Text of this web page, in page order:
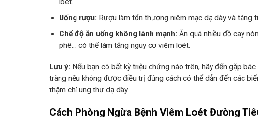
Uống rượu: Rượu làm tổn thương niêm mạc dạ dày và tăng
Chế độ ăn uống không lành mạnh: Ăn quá nhiều đồ cay
phê… có thể làm tăng nguy cơ viêm loét.
Lưu ý: Nếu bạn có bất kỳ triệu chứng nào trên, hãy đến gặp
tràng nếu không được điều trị đúng cách có thể dẫn đến các
thậm chí ung thư dạ dày.
Cách Phòng Ngừa Bệnh Viêm Loét Đường